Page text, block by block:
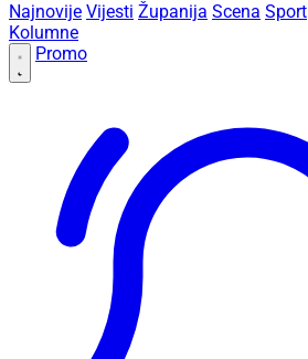
Najnovije Vijesti Županija Scena Sport
Kolumne
Promo